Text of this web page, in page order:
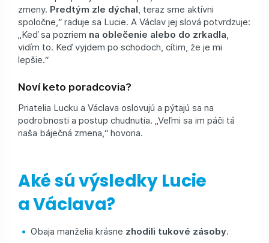
zmeny. Predtým zle dýchal, teraz sme aktívni
spoločne,“ raduje sa Lucie. A Václav jej slová potvrdzuje:
„Keď sa pozriem na oblečenie alebo do zrkadla,
vidím to. Keď vyjdem po schodoch, cítim, že je mi
lepšie.“
Noví keto poradcovia?
Priatelia Lucku a Václava oslovujú a pýtajú sa na
podrobnosti a postup chudnutia. „Veľmi sa im páči tá
naša báječná zmena,“ hovoria.
Aké sú výsledky Lucie
a Václava?
Obaja manželia krásne zhodili tukové zásoby.